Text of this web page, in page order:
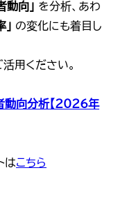
動向」 を分析、あわ
」 の変化にも着目し
用ください。
向分析【2026年
はこちら